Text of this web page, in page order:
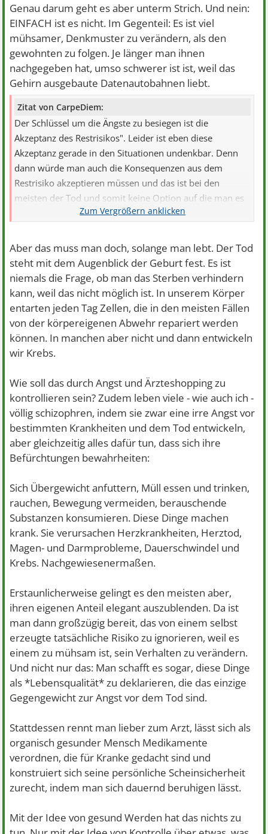
Genau darum geht es aber unterm Strich. Und nein:
EINFACH ist es nicht. Im Gegenteil: Es ist viel
mühsamer, Denkmuster zu verändern, als den
gewohnten zu folgen. Je länger man ihnen
nachgegeben hat, umso schwerer ist ist, weil das
Gehirn ausgebaute Datenautobahnen liebt.
Zitat von CarpeDiem:
Der Schlüssel um die Ängste zu besiegen ist die
Akzeptanz des Restrisikos". Leider ist eben diese
Akzeptanz gerade in den Situationen undenkbar. Denn
dann würde man auch die Konsequenzen aus dem
Restrisiko akzeptieren müssen und das ist bei den
meisten der Tod und somit keine Option auf die man es
ankommen lassen möchte.
Aber das muss man doch, solange man lebt. Der Tod
steht mit dem Augenblick der Geburt fest. Es ist
niemals die Frage, ob man das Sterben verhindern
kann, weil das nicht möglich ist. In unserem Körper
entarten jeden Tag Zellen, die in den meisten Fällen
von der körpereigenen Abwehr repariert werden
können. In manchen aber nicht und dann entwickeln
wir Krebs.
Wie soll das durch Angst und Ärzteshopping zu
kontrollieren sein? Zudem leben viele - wie auch ich -
völlig schizophren, indem sie zwar eine irre Angst vor
bestimmten Krankheiten und dem Tod entwickeln,
aber gleichzeitig alles dafür tun, dass sich ihre
Befürchtungen bewahrheiten:
Sich Übergewicht anfuttern, Müll essen und trinken,
rauchen, Bewegung vermeiden, berauschende
Substanzen konsumieren. Diese Dinge machen
krank. Sie verursachen Herzkrankheiten, Herztod,
Magen- und Darmprobleme, Dauerschwindel und
Krebs. Nachgewiesenermaßen.
Erstaunlicherweise gelingt es den meisten aber,
ihren eigenen Anteil elegant auszublenden. Da ist
man dann großzügig bereit, das von einem selbst
erzeugte tatsächliche Risiko zu ignorieren, weil es
einem zu mühsam ist, sein Verhalten zu verändern.
Und nicht nur das: Man schafft es sogar, diese Dinge
als *Lebensqualität* zu deklarieren, die das einzige
Gegengewicht zur Angst vor dem Tod sind.
Stattdessen rennt man lieber zum Arzt, lässt sich als
organisch gesunder Mensch Medikamente
verordnen, die für Kranke gedacht sind und
konstruiert sich seine persönliche Scheinsicherheit
zurecht, indem man sich dauernd beruhigen lässt.
Mit der Idee von gesund Werden hat das nichts zu